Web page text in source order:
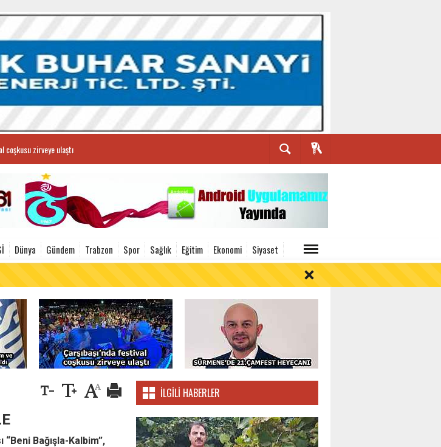
coşkusu zirveye ulaştı
Dünya Gündem Trabzon Spor Sağlık Eğitim Ekonomi Siyaset
ÜRETİCİLERİNE AĞUSTOS AYI İÇİN UYARI!
Bağışla-Kalbim”,
İLGILI HABERLER